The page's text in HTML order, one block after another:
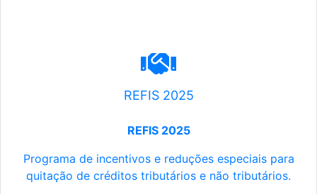
REFIS 2025
REFIS 2025
Programa de incentivos e reduções especiais para
quitação de créditos tributários e não tributários.